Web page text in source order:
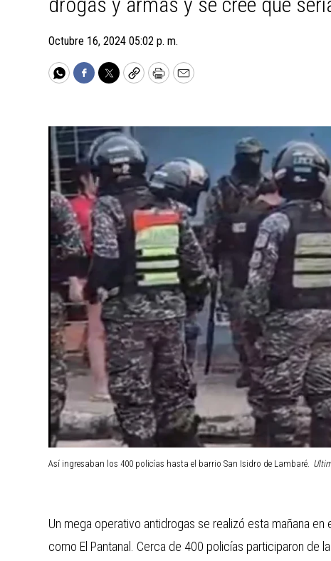
Octubre 16, 2024 05:02 p. m.
WhatsApp
Facebook
TwitterCopyPrintEmail
Así ingresaban los 400 policías hasta el barrio San Isidro de Lambaré.
Un mega operativo antidrogas se realizó esta mañana
como El Pantanal. Cerca de 400 policías participaron de